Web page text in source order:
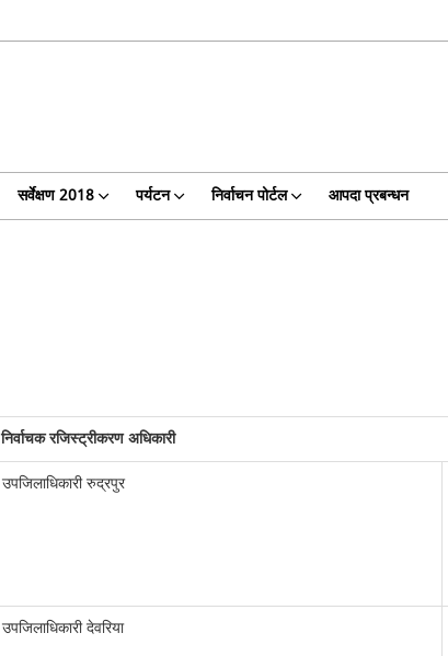
सर्वेक्षण 2018 पर्यटन निर्वाचन पोर्टल आपदा प्रबन्धन
निर्वाचक रजिस्ट्रीकरण अधिकारी
उपजिलाधिकारी रुद्रपुर
उपजिलाधिकारी देवरिया